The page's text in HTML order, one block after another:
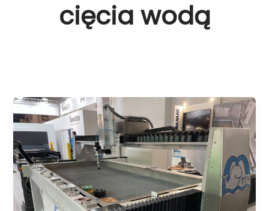
cięcia wodą
Dlaczego
maszyna
do
cięcia
wodą
to
przełom
w